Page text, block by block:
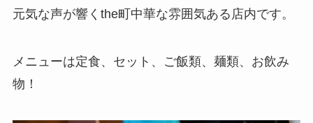
元気な声が響くthe町中華な雰囲気ある店内です。
メニューは定食、セット、ご飯類、麺類、お飲み
物！